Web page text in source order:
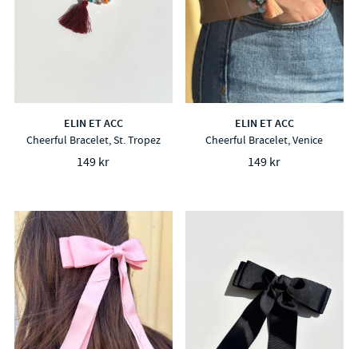
ELIN ET ACC
Cheerful Bracelet, St. Tropez
149 kr
ELIN ET ACC
Cheerful Bracelet, Venice
149 kr